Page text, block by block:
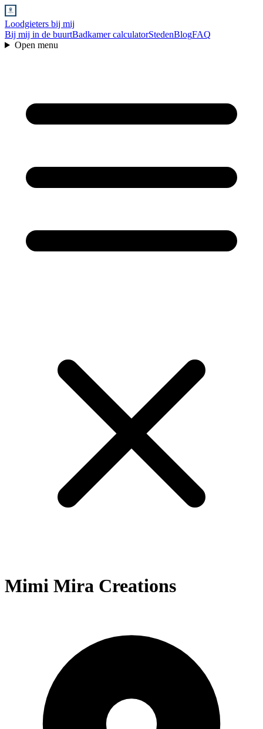
Loodgieters bij mij
Bij mij in de buurtBadkamer calculatorStedenBlogFAQ
Open menu
Mimi Mira Creations